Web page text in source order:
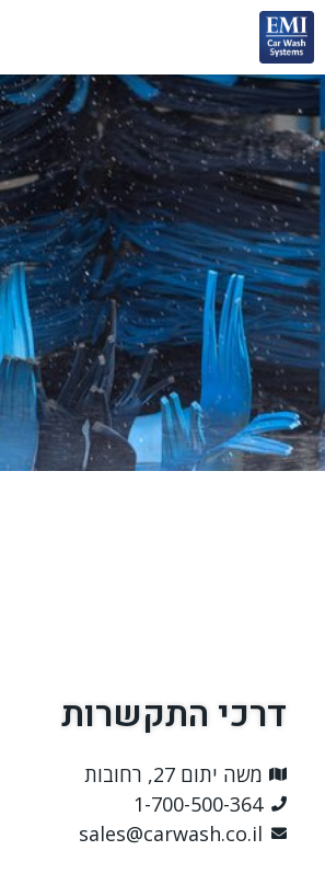
דרכי התקשרות
משה יתום 27, רחובות
1-700-500-364
sales@carwash.co.il